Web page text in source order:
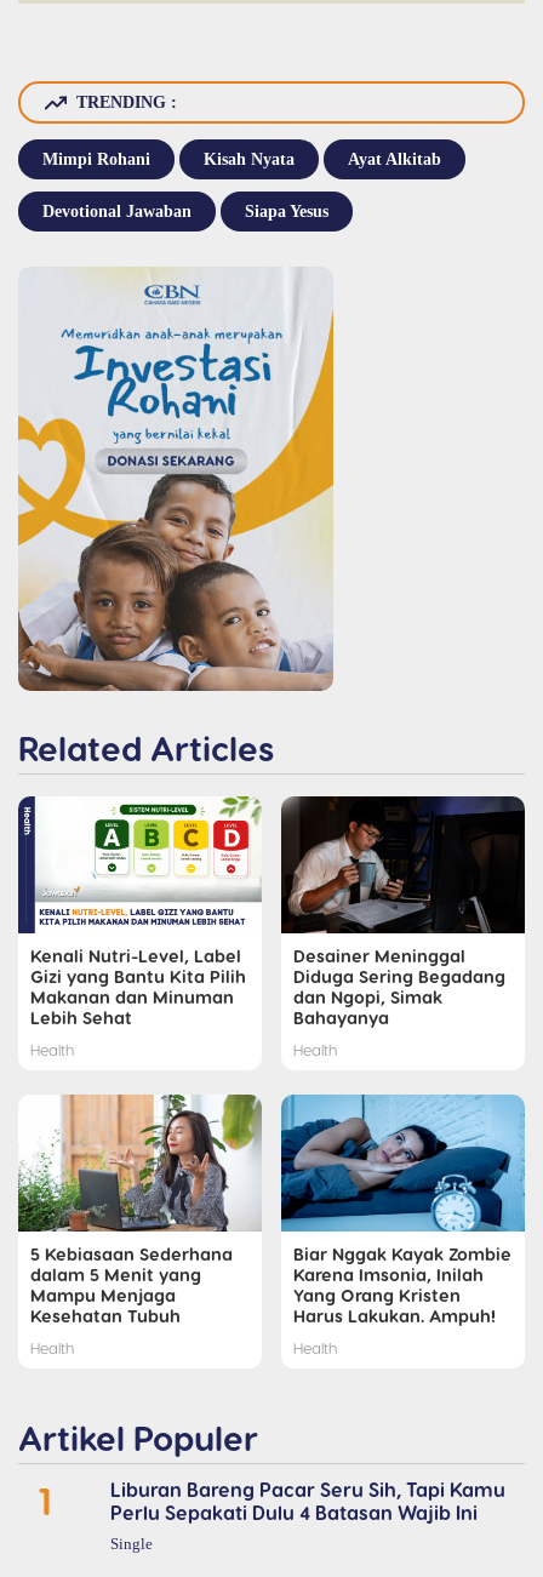
TRENDING :
Mimpi Rohani Kisah Nyata Ayat Alkitab
Devotional Jawaban Siapa Yesus
Related Articles
Kenali Nutri-Level, Label
Gizi yang Bantu Kita Pilih
Makanan dan Minuman
Lebih Sehat
Health
Desainer Meninggal
Diduga Sering Begadang
dan Ngopi, Simak
Bahayanya
Health
5 Kebiasaan Sederhana
dalam 5 Menit yang
Mampu Menjaga
Kesehatan Tubuh
Health
Biar Nggak Kayak Zombie
Karena Imsonia, Inilah
Yang Orang Kristen
Harus Lakukan. Ampuh!
Health
Artikel Populer
1
Liburan Bareng Pacar Seru Sih, Tapi Kamu
Perlu Sepakati Dulu 4 Batasan Wajib Ini
Single